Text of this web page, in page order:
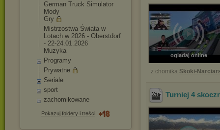
German Truck Simulator
Mody
Gry
Mistrzostwa Świata w
Lotach w 2026 - Oberstdorf
- 22-24.01.2026
Muzyka
Programy
Prywatne
Seriale
sport
zachomikowane
Pokazuj foldery i treści
oglądaj online
z chomika Skoki-
Turniej 4